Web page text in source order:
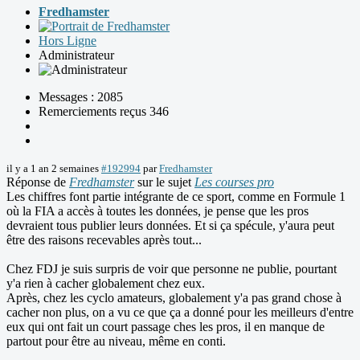
Fredhamster
Hors Ligne
Administrateur
Messages : 2085
Remerciements reçus 346
il y a 1 an 2 semaines #192994 parFredhamster
Réponse de Fredhamstersur le sujet Les courses pro
Les chiffres font partie intégrante de ce sport, comme en Formule 1
où la FIA a accès à toutes les données, je pense que les pros
devraient tous publier leurs données. Et si ça spécule, y'aura peut
être des raisons recevables après tout...
Chez FDJ je suis surpris de voir que personne ne publie, pourtant
y'a rien à cacher globalement chez eux.
Après, chez les cyclo amateurs, globalement y'a pas grand chose à
cacher non plus, on a vu ce que ça a donné pour les meilleurs d'entre
eux qui ont fait un court passage ches les pros, il en manque de
partout pour être au niveau, même en conti.